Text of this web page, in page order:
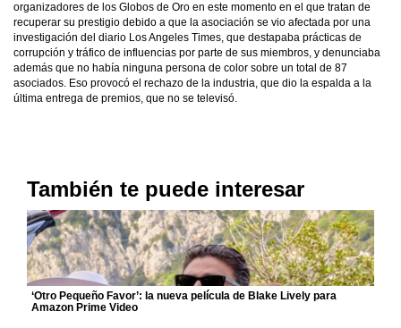
organizadores de los Globos de Oro en este momento en el que tratan de
recuperar su prestigio debido a que la asociación se vio afectada por una
investigación del diario Los Angeles Times, que destapaba prácticas de
corrupción y tráfico de influencias por parte de sus miembros, y denunciaba
además que no había ninguna persona de color sobre un total de 87
asociados. Eso provocó el rechazo de la industria, que dio la espalda a la
última entrega de premios, que no se televisó.
También te puede interesar
‘Otro Pequeño Favor’: la nueva película de Blake Lively para
Amazon Prime Video